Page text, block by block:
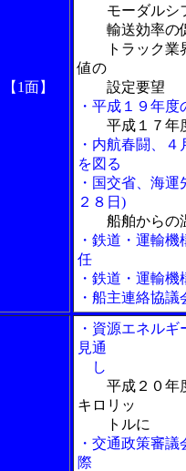
【1面】
モーダルシ
輸送効率の
トラック業界
値の
設定要望
・平成１９年
平成１７年
・内航春闘、
を図る
・国交省、海
２８日)
船舶からの
・鉄道・運輸
任
・鉄道・運輸
・船主連絡協
・資源エネル
見通
し
平成２０年
キロリッ
トルに
・交通政策審
際